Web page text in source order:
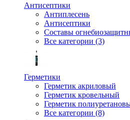
Антисептики
Антиплесень
Антисептики
Составы
Все категории (3)
Герметики
Герметик акриловый
Герметик кровельный
Герметик
Все категории (8)